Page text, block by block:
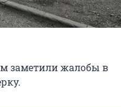
заметили жалобы в